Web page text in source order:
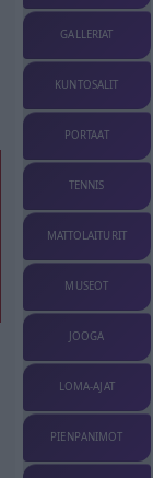
GALLERIAT
KUNTOSALIT
PORTAAT
TENNIS
MATTOLAITURIT
MUSEOT
JOOGA
LOMA-AJAT
PIENPANIMOT